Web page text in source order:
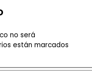
no será
están marcados